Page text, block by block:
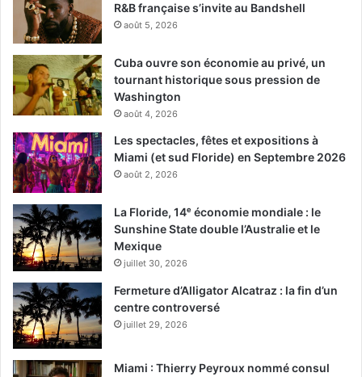
R&B française s’invite au Bandshell
août 5, 2026
Cuba ouvre son économie au privé, un
tournant historique sous pression de
Washington
août 4, 2026
Les spectacles, fêtes et expositions à
Miami (et sud Floride) en Septembre 2026
août 2, 2026
La Floride, 14ᵉ économie mondiale : le
Sunshine State double l’Australie et le
Mexique
juillet 30, 2026
Fermeture d’Alligator Alcatraz : la fin d’un
centre controversé
juillet 29, 2026
Miami : Thierry Peyroux nommé consul